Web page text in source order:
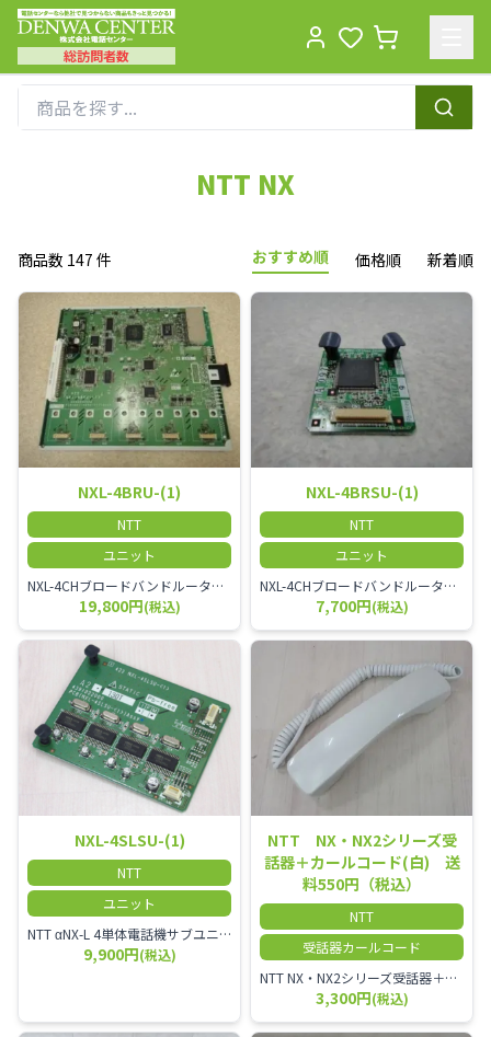
総訪問者数
NTT NX
商品数 147 件 おすすめ順 価格順 新着順
NXL-4BRU-(1)
NTT
ユニット
NXL-4CHブロードバンドルータユニット-「1」
19,800円(税込)
NXL-4BRSU-(1)
NTT
ユニット
NXL-4CHブロードバンドルータサブユニット-「1」
7,700円(税込)
NXL-4SLSU-(1)
NTT
ユニット
NTT αNX-L 4単体電話機サブユニット
9,900円(税込)
NTT NX・NX2シリーズ受
話器＋カールコード(白) 送
料550円（税込）
NTT
受話器カールコード
NTT NX・NX2シリーズ受話器＋カールコード
3,300円(税込)